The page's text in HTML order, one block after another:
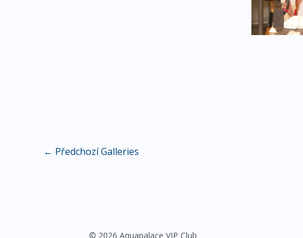
← Předchozí Galleries
© 2026 Aquapalace VIP Club